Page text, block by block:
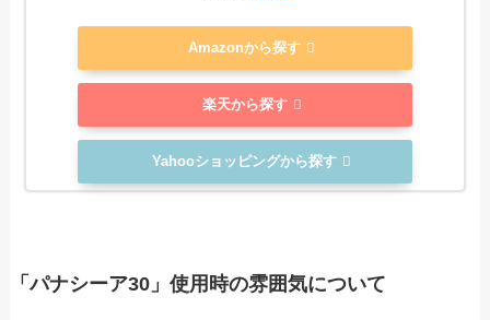
Amazonから探す
楽天から探す
Yahooショッピングから探す
「パナシーア30」使用時の雰囲気について